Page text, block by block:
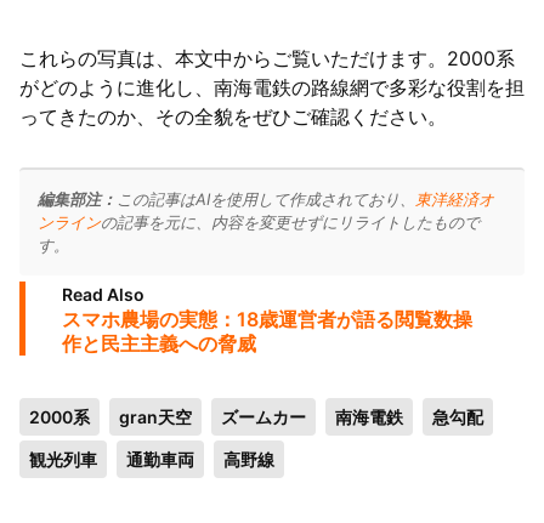
これらの写真は、本文中からご覧いただけます。2000系
がどのように進化し、南海電鉄の路線網で多彩な役割を担
ってきたのか、その全貌をぜひご確認ください。
編集部注： この記事はAIを使用して作成されており、
東洋経済オ
ンラインの記事を元に、内容を変更せずにリライトしたもので
す。
Read Also
スマホ農場の実態：18歳運営者が語る閲覧数操
作と民主主義への脅威
2000系 gran天空 ズームカー 南海電鉄 急勾配
観光列車 通勤車両 高野線